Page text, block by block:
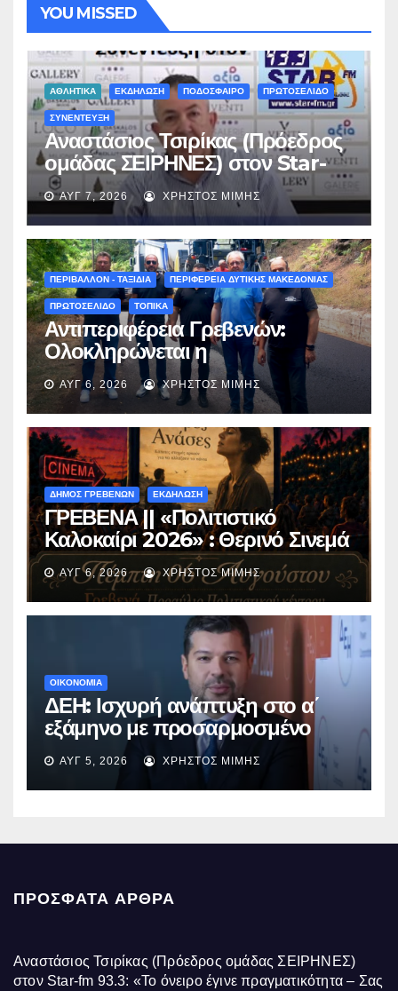
YOU MISSED
ΑΘΛΗΤΙΚΑ ΕΚΔΗΛΩΣΗ ΠΟΔΟΣΦΑΙΡΟ ΠΡΩΤΟΣΕΛΙΔΟ
ΣΥΝΕΝΤΕΥΞΗ
Αναστάσιος Τσιρίκας (Πρόεδρος
ομάδας ΣΕΙΡΗΝΕΣ) στον Star-
fm 93.3: «Το όνειρο έγινε
πραγματικότητα – Σας
περιμένουμε όλους το Σάββατο
στη Μυρσίνα Γρεβενών !» –
(audio)
ΑΥΓ 7, 2026 ΧΡΉΣΤΟΣ ΜΊΜΗΣ
ΠΕΡΙΒΑΛΛΟΝ - ΤΑΞΙΔΙΑ ΠΕΡΙΦΕΡΕΙΑ ΔΥΤΙΚΗΣ ΜΑΚΕΔΟΝΙΑΣ
ΠΡΩΤΟΣΕΛΙΔΟ ΤΟΠΙΚΑ
Αντιπεριφέρεια Γρεβενών:
Ολοκληρώνεται η
ασφαλτόστρωση της οδού
Περιβόλι – Αβδέλλα
ΑΥΓ 6, 2026 ΧΡΉΣΤΟΣ ΜΊΜΗΣ
ΔΗΜΟΣ ΓΡΕΒΕΝΩΝ ΕΚΔΗΛΩΣΗ
ΓΡΕΒΕΝΑ || «Πολιτιστικό
Καλοκαίρι 2026» : Θερινό Σινεμά
με την βραβευμένη ταινία
«Μικρές Ανάσες».
ΑΥΓ 6, 2026 ΧΡΉΣΤΟΣ ΜΊΜΗΣ
ΟΙΚΟΝΟΜΙΑ
ΔΕΗ: Ισχυρή ανάπτυξη στο α΄
εξάμηνο με προσαρμοσμένο
EBITDA στα €1,2 δισ.
ΑΥΓ 5, 2026 ΧΡΉΣΤΟΣ ΜΊΜΗΣ
ΠΡΌΣΦΑΤΑ ΆΡΘΡΑ
Αναστάσιος Τσιρίκας (Πρόεδρος ομάδας ΣΕΙΡΗΝΕΣ)
στον Star-fm 93.3: «Το όνειρο έγινε πραγματικότητα – Σας